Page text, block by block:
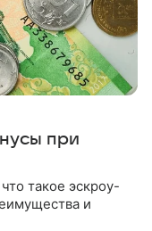
при
такое эскроу-
и